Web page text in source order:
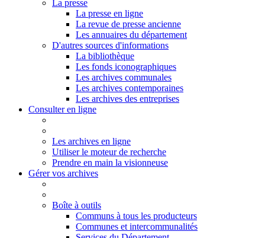
La presse
La presse en ligne
La revue de presse ancienne
Les annuaires du département
D'autres sources d'informations
La bibliothèque
Les fonds iconographiques
Les archives communales
Les archives contemporaines
Les archives des entreprises
Consulter en ligne
Les archives en ligne
Utiliser le moteur de recherche
Prendre en main la visionneuse
Gérer vos archives
Boîte à outils
Communs à tous les producteurs
Communes et intercommunalités